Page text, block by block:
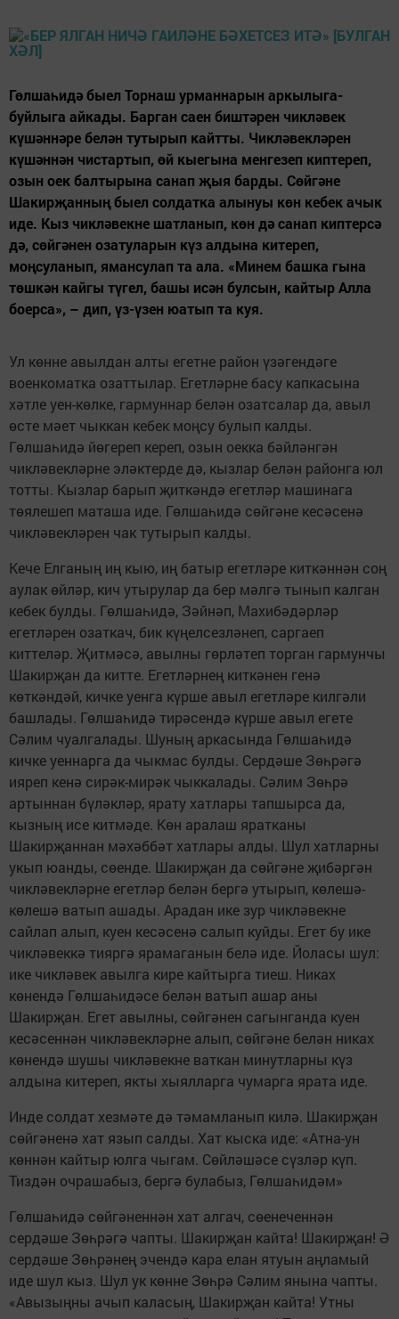
Гөлшаһидә быел Торнаш урманнарын аркылыга-
буйлыга айкады. Барган саен биштәрен чикләвек
күшәннәре белән тутырып кайтты. Чикләвекләрен
күшәннән чистартып, өй кыегына менгезеп киптереп,
озын оек балтырына санап җыя барды. Сөйгәне
Шакирҗанның быел солдатка алынуы көн кебек ачык
иде. Кыз чикләвекне шатланып, көн дә санап киптерсә
дә, сөйгәнен озатуларын күз алдына китереп,
моңсуланып, ямансулап та ала. «Минем башка гына
төшкән кайгы түгел, башы исән булсын, кайтыр Алла
боерса», – дип, үз-үзен юатып та куя.
Ул көнне авылдан алты егетне район үзәгендәге
военкоматка озаттылар. Егетләрне басу капкасына
хәтле уен-көлке, гармуннар белән озатсалар да, авыл
өсте мәет чыккан кебек моңсу булып калды.
Гөлшаһидә йөгереп кереп, озын оекка бәйләнгән
чикләвекләрне эләктерде дә, кызлар белән районга юл
тотты. Кызлар барып җиткәндә егетләр машинага
төялешеп маташа иде. Гөлшаһидә сөйгәне кесәсенә
чикләвекләрен чак тутырып калды.
Кече Елганың иң кыю, иң батыр егетләре киткәннән соң
аулак өйләр, кич утырулар да бер мәлгә тынып калган
кебек булды. Гөлшаһидә, Зәйнәп, Махибәдәрләр
егетләрен озаткач, бик күңелсезләнеп, саргаеп
киттеләр. Җитмәсә, авылны гөрләтеп торган гармунчы
Шакирҗан да китте. Егетләрнең киткәнен генә
көткәндәй, кичке уенга күрше авыл егетләре килгәли
башлады. Гөлшаһидә тирәсендә күрше авыл егете
Сәлим чуалгалады. Шуның аркасында Гөлшаһидә
кичке уеннарга да чыкмас булды. Сердәше Зөһрәгә
ияреп кенә сирәк-мирәк чыккалады. Сәлим Зөһрә
артыннан бүләкләр, ярату хатлары тапшырса да,
кызның исе китмәде. Көн аралаш яратканы
Шакирҗаннан мәхәббәт хатлары алды. Шул хатларны
укып юанды, сөенде. Шакирҗан да сөйгәне җибәргән
чикләвекләрне егетләр белән бергә утырып, көлешә-
көлешә ватып ашады. Арадан ике зур чикләвекне
сайлап алып, куен кесәсенә салып куйды. Егет бу ике
чикләвеккә тияргә ярамаганын белә иде. Йоласы шул:
ике чикләвек авылга кире кайтырга тиеш. Никах
көнендә Гөлшаһидәсе белән ватып ашар аны
Шакирҗан. Егет авылны, сөйгәнен сагынганда куен
кесәсеннән чикләвекләрне алып, сөйгәне белән никах
көнендә шушы чикләвекне ваткан минутларны күз
алдына китереп, якты хыялларга чумарга ярата иде.
Инде солдат хезмәте дә тәмамланып килә. Шакирҗан
сөйгәненә хат язып салды. Хат кыска иде: «Атна-ун
көннән кайтыр юлга чыгам. Сөйләшәсе сүзләр күп.
Тиздән очрашабыз, бергә булабыз, Гөлшаһидәм»
Гөлшаһидә сөйгәненнән хат алгач, сөенеченнән
сердәше Зөһрәгә чапты. Шакирҗан кайта! Шакирҗан! Ә
сердәше Зөһрәнең эчендә кара елан ятуын аңламый
иде шул кыз. Шул ук көнне Зөһрә Сәлим янына чапты.
«Авызыңны ачып каласың, Шакирҗан кайта! Утны